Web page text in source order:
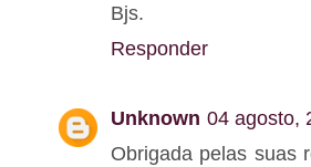
Bjs.
Responder
Unknown 04 agosto,
Obrigada pelas suas